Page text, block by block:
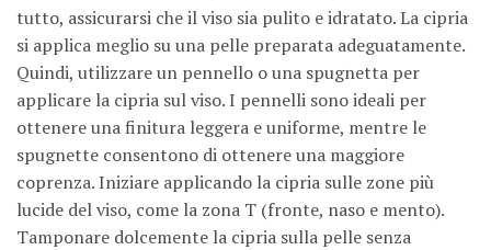
tutto, assicurarsi che il viso sia pulito e idratato. La cipria
si applica meglio su una pelle preparata adeguatamente.
Quindi, utilizzare un pennello o una spugnetta per
applicare la cipria sul viso. I pennelli sono ideali per
ottenere una finitura leggera e uniforme, mentre le
spugnette consentono di ottenere una maggiore
coprenza. Iniziare applicando la cipria sulle zone più
lucide del viso, come la zona T (fronte, naso e mento).
Tamponare dolcemente la cipria sulla pelle senza